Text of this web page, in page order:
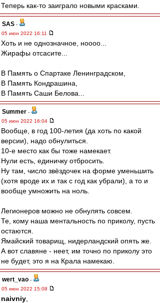
Теперь как-то заиграло новыми красками.
SAS -
05 июн 2022 16:11
Хоть и не однозначное, ноооо...
Жирафы отсасите...
В Память о Спартаке Ленинградском,
В Память Кондрашина,
В Память Саши Белова...
Summer -
05 июн 2022 16:04
Вообще, в год 100-летия (да хоть по какой
версии), надо обнулиться.
10-е место как бы тоже намекает.
Нули есть, единичку отбросить.
Ну там, число звёздочек на форме уменьшить
(хотя вроде их и так с год как убрали), а то и
вообще умножить на ноль.
Легионеров можно не обнулять совсем.
Те, кому наша ментальность по приколу, пусть
остаются.
Ямайский товарищ, нидерландский опять же.
А вот славяне - неет, им точно по приколу это
не будет, это я на Крала намекаю.
wert_vao -
05 июн 2022 15:08
naivniy